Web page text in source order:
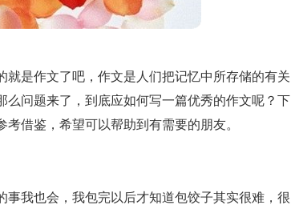
是作文了吧，作文是人们把记忆中所存储的有关
问题来了，到底应如何写一篇优秀的作文呢？下
借鉴，希望可以帮助到有需要的朋友。
我也会，我包完以后才知道包饺子其实很难，很